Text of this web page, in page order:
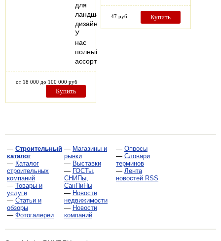
для
ландшафтного
дизайна.
У
нас
полный
ассортимент…
от 18 000 до 100 000 руб
Купить
47 руб Купить
— Строительный
каталог
— Каталог
строительных
компаний
— Товары и
услуги
— Статьи и
обзоры
— Фотогалереи
— Магазины и
рынки
— Выставки
— ГОСТы,
СНИПы,
СанПиНы
— Новости
недвижимости
— Новости
компаний
— Опросы
— Словари
терминов
— Лента
новостей RSS